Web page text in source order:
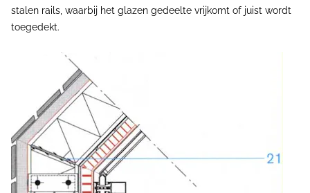
stalen rails, waarbij het glazen gedeelte vrijkomt of juist wordt
toegedekt.